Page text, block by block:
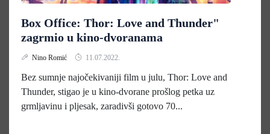
Box Office: Thor: Love and Thunder"
zagrmio u kino-dvoranama
Nino Romić 11.07.2022.
Bez sumnje najočekivaniji film u julu, Thor: Love and
Thunder, stigao je u kino-dvorane prošlog petka uz
grmljavinu i pljesak, zaradivši gotovo 70...